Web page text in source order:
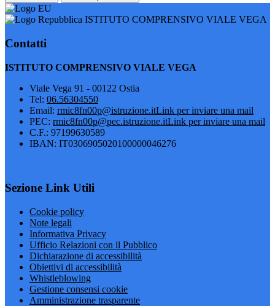
ISTITUTO COMPRENSIVO VIALE VEGA
Contatti
ISTITUTO COMPRENSIVO VIALE VEGA
Viale Vega 91 - 00122 Ostia
Tel: 06.56304550
Email: rmic8fn00p@istruzione.itLink per inviare una mail
PEC: rmic8fn00p@pec.istruzione.itLink per inviare una mail
C.F.: 97199630589
IBAN: IT0306905020100000046276
Sezione Link Utili
Cookie policy
Note legali
Informativa Privacy
Ufficio Relazioni con il Pubblico
Dichiarazione di accessibilità
Obiettivi di accessibilità
Whistleblowing
Gestione consensi cookie
Amministrazione trasparente